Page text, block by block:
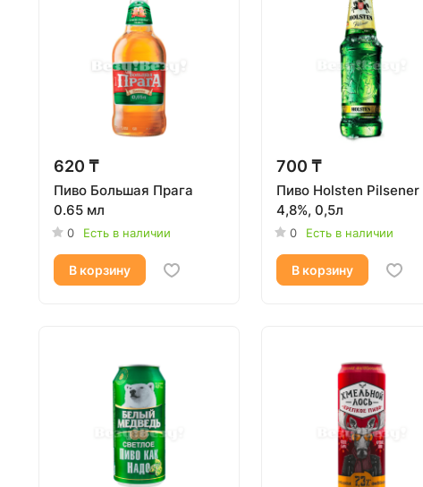
620 ₸
Пиво Большая Прага
0.65 мл
0 Есть в наличии
В корзину
700 ₸
Пиво Holsten Pilsener
4,8%, 0,5л
0 Есть в наличии
В корзину